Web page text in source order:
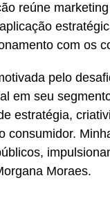
reúne
com os
pelo
em seu
estratégia,
consumidor.
Moraes.